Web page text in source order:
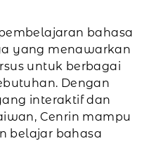
bahasa
yang menawarkan
untuk berbagai
Dengan
interaktif dan
Cenrin mampu
belajar bahasa